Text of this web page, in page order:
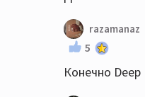
razamanaz
5
Конечно Deep